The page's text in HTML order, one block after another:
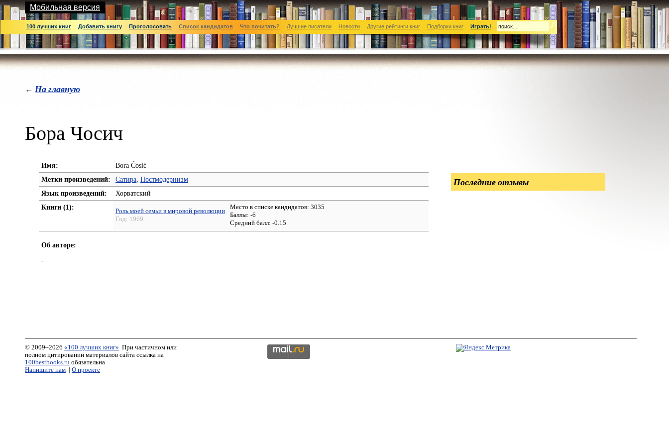
Мобильная версия
100 лучших книг Добавить книгу Проголосовать Список кандидатов Что почитать? Лучшие писатели Новости Другие рейтинги книг Подборки книг Играть!
← На главную
Бора Чосич
Имя:
Bora Ćosić
Метки произведений:
Сатира Постмодернизм
Язык произведений:
Хорватский
Книги (1):
Роль моей семьи в мировой революции
Год: 1969
Место в списке кандидатов: 3035
Баллы: -6
Средний балл: -0.15
Об авторе:
-
Последние отзывы
© 2009–2026 «100 лучших книг» При частичном или
полном цитировании материалов сайта ссылка на
100bestbooks.ru обязательна
Напишите нам
О проекте